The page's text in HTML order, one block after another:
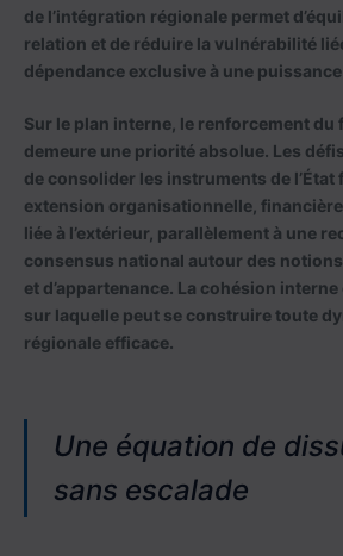
de l’intégration régionale permet
relation et de réduire la vulnérabilité
dépendance exclusive à une
Sur le plan interne, le renforcement du
demeure une priorité absolue. Les
de consolider les instruments de l’État
extension organisationnelle,
liée à l’extérieur, parallèlement à une
consensus national autour des
et d’appartenance. La cohésion
sur laquelle peut se construire toute
régionale efficace.
Une équation de
sans escalade